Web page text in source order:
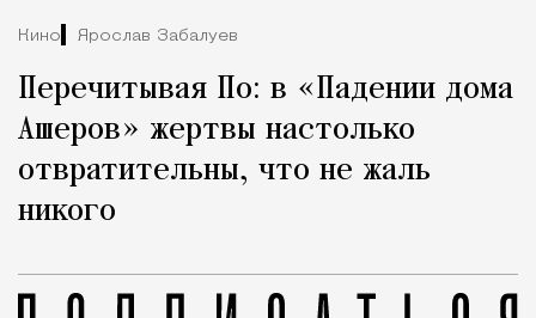
Кино Ярослав Забалуев
Перечитывая По: в «Падении дома
Ашеров» жертвы настолько
отвратительны, что не жаль
никого